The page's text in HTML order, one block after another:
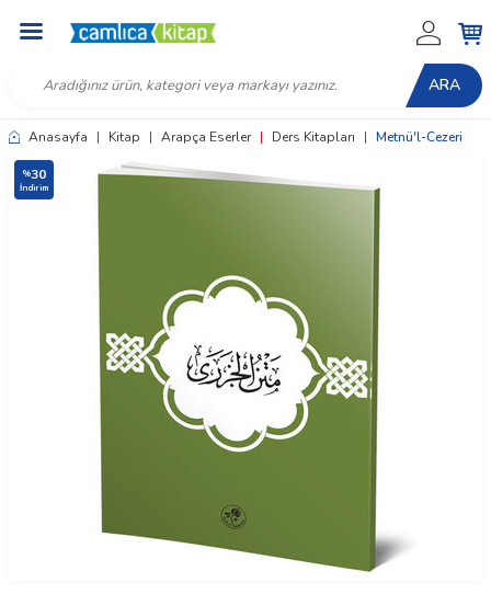
ARA
Anasayfa | Kitap | Arapça Eserler | Ders Kitapları | Metnü'l-Cezeri
%30
İndirim